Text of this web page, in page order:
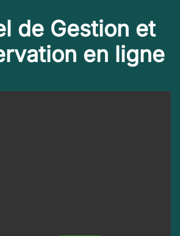
de Gestion et
en ligne